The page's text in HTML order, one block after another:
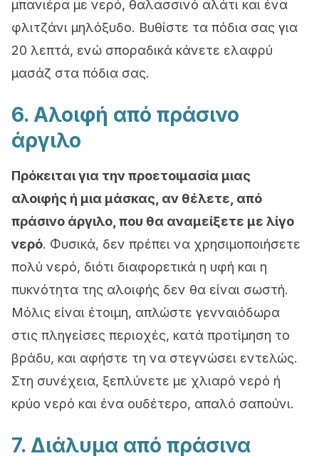
μπανιέρα με νερό, θαλασσινό αλάτι και ένα
φλιτζάνι μηλόξυδο. Βυθίστε τα πόδια σας για
20 λεπτά, ενώ σποραδικά κάνετε ελαφρύ
μασάζ στα πόδια σας.
6. Αλοιφή από πράσινο
άργιλο
Πρόκειται για την προετοιμασία μιας
αλοιφής ή μια μάσκας, αν θέλετε, από
πράσινο άργιλο, που θα αναμείξετε με λίγο
νερό. Φυσικά, δεν πρέπει να χρησιμοποιήσετε
πολύ νερό, διότι διαφορετικά η υφή και η
πυκνότητα της αλοιφής δεν θα είναι σωστή.
Μόλις είναι έτοιμη, απλώστε γενναιόδωρα
στις πληγείσες περιοχές, κατά προτίμηση το
βράδυ, και αφήστε τη να στεγνώσει εντελώς.
Στη συνέχεια, ξεπλύνετε με χλιαρό νερό ή
κρύο νερό και ένα ουδέτερο, απαλό σαπούνι.
7. Διάλυμα από πράσινα